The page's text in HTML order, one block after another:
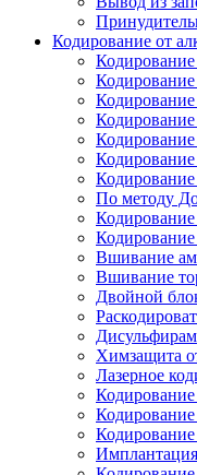
Кодирование от
По методу
Вшивание
Вшивание
Двойной
Дисульфирам
Химзащита
Лазерное
Кодирование
Кодирование